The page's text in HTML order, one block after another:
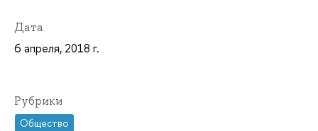
Дата
6 апреля, 2018 г.
Рубрики
Общество